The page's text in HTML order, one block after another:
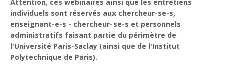
individuels sont réservés aux chercheur-se-s,
enseignant-e-s - chercheur-se-s et personnels
administratifs faisant partie du périmètre de
l'Université Paris-Saclay (ainsi que de l'Institut
Polytechnique de Paris).